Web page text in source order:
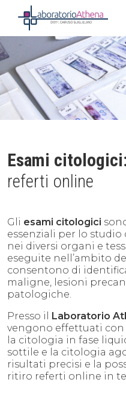
Esami
referti online
Gli esami citologici
essenziali per lo studio
nei diversi organi e
eseguite nell’ambito
consentono di
maligne, lesioni
patologiche.
Presso il Laboratorio
vengono effettuati con
la citologia in fase
sottile e la citologia
risultati precisi e la
ritiro referti online in